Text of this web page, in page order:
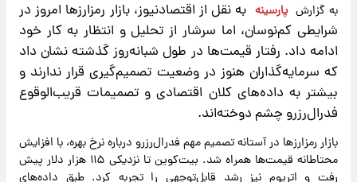
به گزارش پارسینه به نقل از اقتصادنیوز، بازار رمزارزها امروز در
شرایطی کم‌نوسان، اما سرشار از تحلیل و انتظار به کار خود
ادامه داد. رفتار قیمت‌ها در طول شبانه‌روز گذشته نشان داد
که سرمایه‌گذاران هنوز در وضعیت تصمیم‌گیری قرار ندارند و
بیشتر به داده‌های کلان اقتصادی و تصمیمات قریب‌الوقوع
فدرال‌رزرو چشم دوخته‌اند.
بازار رمزارزها در آستانه تصمیم مهم فدرال‌رزرو درباره نرخ بهره، با افزایش
محتاطانه قیمت‌ها همراه شد. بیت‌کوین تا نزدیکی ۱۱۵ هزار دلار پیش
رفت و اتریوم نیز رشد قابل‌توجهی را تجربه کرد. طبق داده‌های